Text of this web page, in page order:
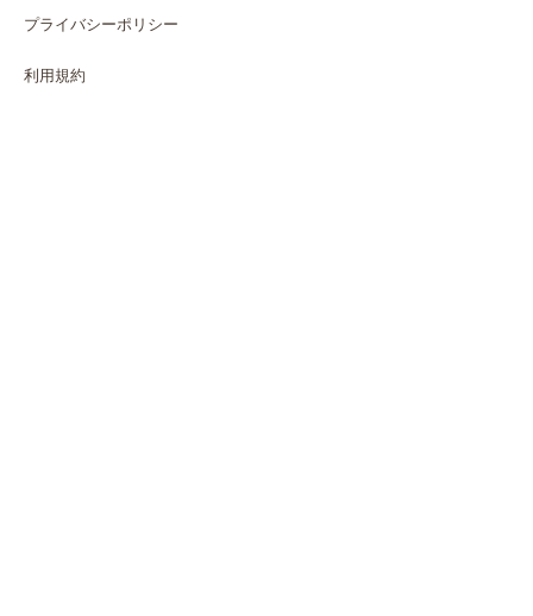
プライバシーポリシー
利用規約